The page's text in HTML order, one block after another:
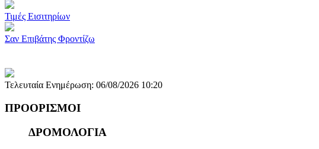
Τιμές Εισιτηρίων
Σαν Επιβάτης Φροντίζω
Τελευταία Ενημέρωση: 06/08/2026 10:20
ΠΡΟΟΡΙΣΜΟΙ
ΔΡΟΜΟΛΟΓΙΑ